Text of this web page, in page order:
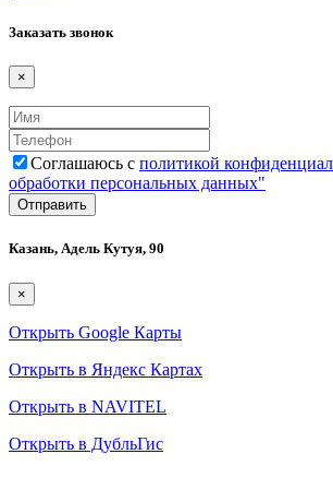
Заказать звонок
×
Соглашаюсь с политикой
обработки персональных данных"
Казань, Адель Кутуя, 90
×
Открыть Google Карты
Открыть в Яндекс Картах
Открыть в NAVITEL
Открыть в ДубльГис